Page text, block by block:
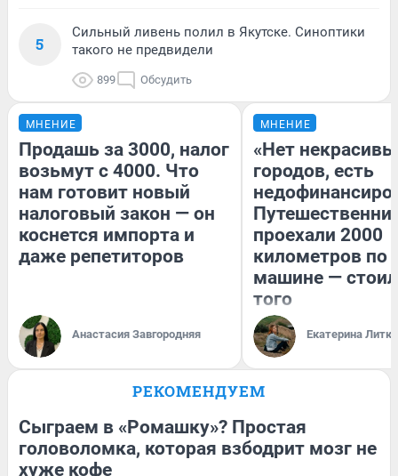
5
Сильный ливень полил в Якутске. Синоптики
такого не предвидели
899 Обсудить
МНЕНИЕ
Продашь за 3000, налог
возьмут с 4000. Что
нам готовит новый
налоговый закон — он
коснется импорта и
даже репетиторов
Анастасия Завгородняя
МНЕНИЕ
«Нет
городов, есть
проехали 2000
километров по
машине —
того
Екатерина
РЕКОМЕНДУЕМ
Сыграем в «Ромашку»? Простая
головоломка, которая взбодрит мозг не
хуже кофе